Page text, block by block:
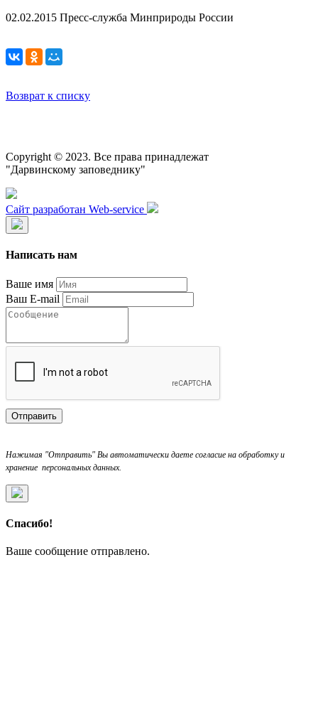
02.02.2015 Пресс-служба Минприроды России
Возврат к списку
Copyright © 2023. Все права принадлежат
"Дарвинскому заповеднику"
Сайт разработан Web-service
Написать нам
Ваше имя
Ваш E-mail
Отправить
Нажимая "Отправить" Вы автоматически даете согласие на обработку и
хранение персональных данных.
Спасибо!
Ваше сообщение отправлено.